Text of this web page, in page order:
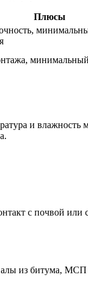
Плюсы
минимальный
и влажность
с почвой
из битума,